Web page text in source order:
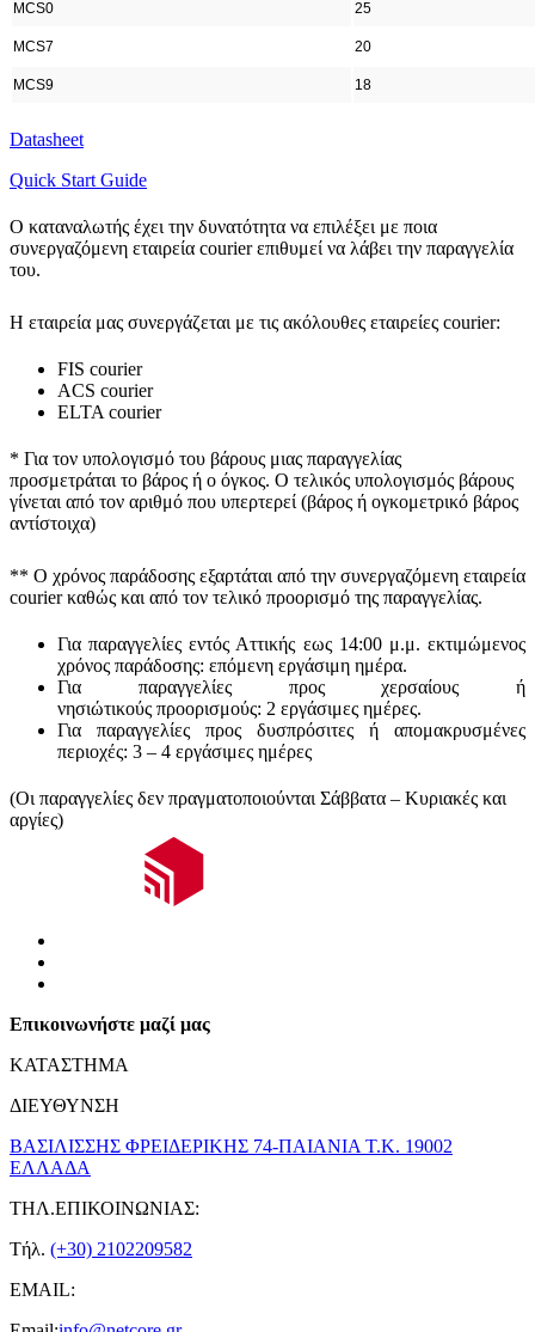
MCS0 25
MCS7 20
MCS9 18
Datasheet
Quick Start Guide
Ο καταναλωτής έχει την δυνατότητα να επιλέξει με ποια
συνεργαζόμενη εταιρεία courier επιθυμεί να λάβει την παραγγελία
του.
Η εταιρεία μας συνεργάζεται με τις ακόλουθες εταιρείες courier:
FIS courier
ACS courier
ELTA courier
* Για τον υπολογισμό του βάρους μιας παραγγελίας
προσμετράται το βάρος ή ο όγκος. Ο τελικός υπολογισμός βάρους
γίνεται από τον αριθμό που υπερτερεί (βάρος ή ογκομετρικό βάρος
αντίστοιχα)
** Ο χρόνος παράδοσης εξαρτάται από την συνεργαζόμενη εταιρεία
courier καθώς και από τον τελικό προορισμό της παραγγελίας.
Για παραγγελίες εντός Αττικής εως 14:00 μ.μ. εκτιμώμενος
χρόνος παράδοσης: επόμενη εργάσιμη ημέρα.
Για παραγγελίες προς χερσαίους ή
νησιώτικούς προορισμούς: 2 εργάσιμες ημέρες.
Για παραγγελίες προς δυσπρόσιτες ή απομακρυσμένες
περιοχές: 3 – 4 εργάσιμες ημέρες
(Οι παραγγελίες δεν πραγματοποιούνται Σάββατα – Κυριακές και
αργίες)
Επικοινωνήστε μαζί μας
ΚΑΤΑΣΤΗΜΑ
ΔΙΕΥΘΥΝΣΗ
ΒΑΣΙΛΙΣΣΗΣ ΦΡΕΙΔΕΡΙΚΗΣ 74-ΠΑΙΑΝΙΑ Τ.Κ. 19002
ΕΛΛΑΔΑ
ΤΗΛ.ΕΠΙΚΟΙΝΩΝΙΑΣ:
Τήλ. (+30) 2102209582
EMAIL: